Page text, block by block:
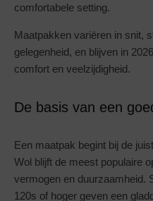
comfortabele setting.
Maatpakken variëren in snit,
gelegenheid, en blijven in
comfort en veelzijdigheid.
De basis van een
Een maatpak begint bij de
Wol blijft de meest populaire
vermogen en duurzaamheid.
120s of hoger geven een